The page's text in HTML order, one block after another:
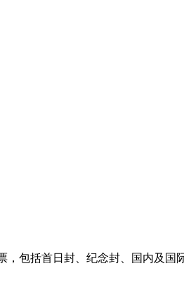
括首日封、纪念封、国内及国